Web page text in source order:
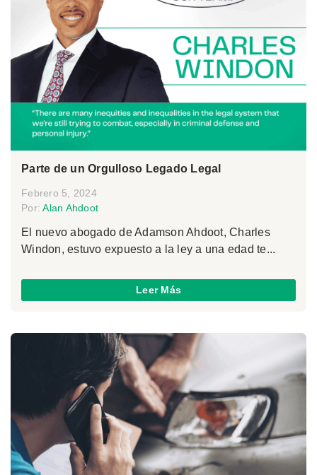
Parte de un Orgulloso Legado Legal
Febrero 5, 2024
Por:Alan Ahdoot
El nuevo abogado de Adamson Ahdoot, Charles
Windon, estuvo expuesto a la ley a una edad te...
Leer Más